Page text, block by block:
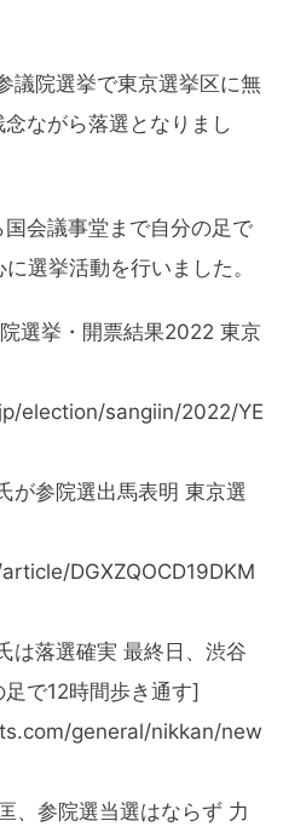
議院選挙で東京選挙区に無
ながら落選となりまし
会議事堂まで自分の足で
選挙活動を行いました。
選挙・開票結果2022 東京
election/sangiin/2022/YE
が参院選出馬表明 東京選
DGXZQOCD19DKM
は落選確実 最終日、渋谷
で12時間歩き通す]
general/nikkan/new
、参院選当選はならず 力